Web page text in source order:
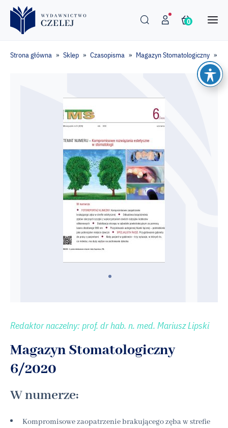
0
Strona główna » Sklep » Czasopisma » Magazyn Stomatologiczny »
Redaktor naczelny: prof. dr hab. n. med. Mariusz Lipski
Magazyn Stomatologiczny
6/2020
W numerze:
Kompromisowe zaopatrzenie brakującego zęba w strefie